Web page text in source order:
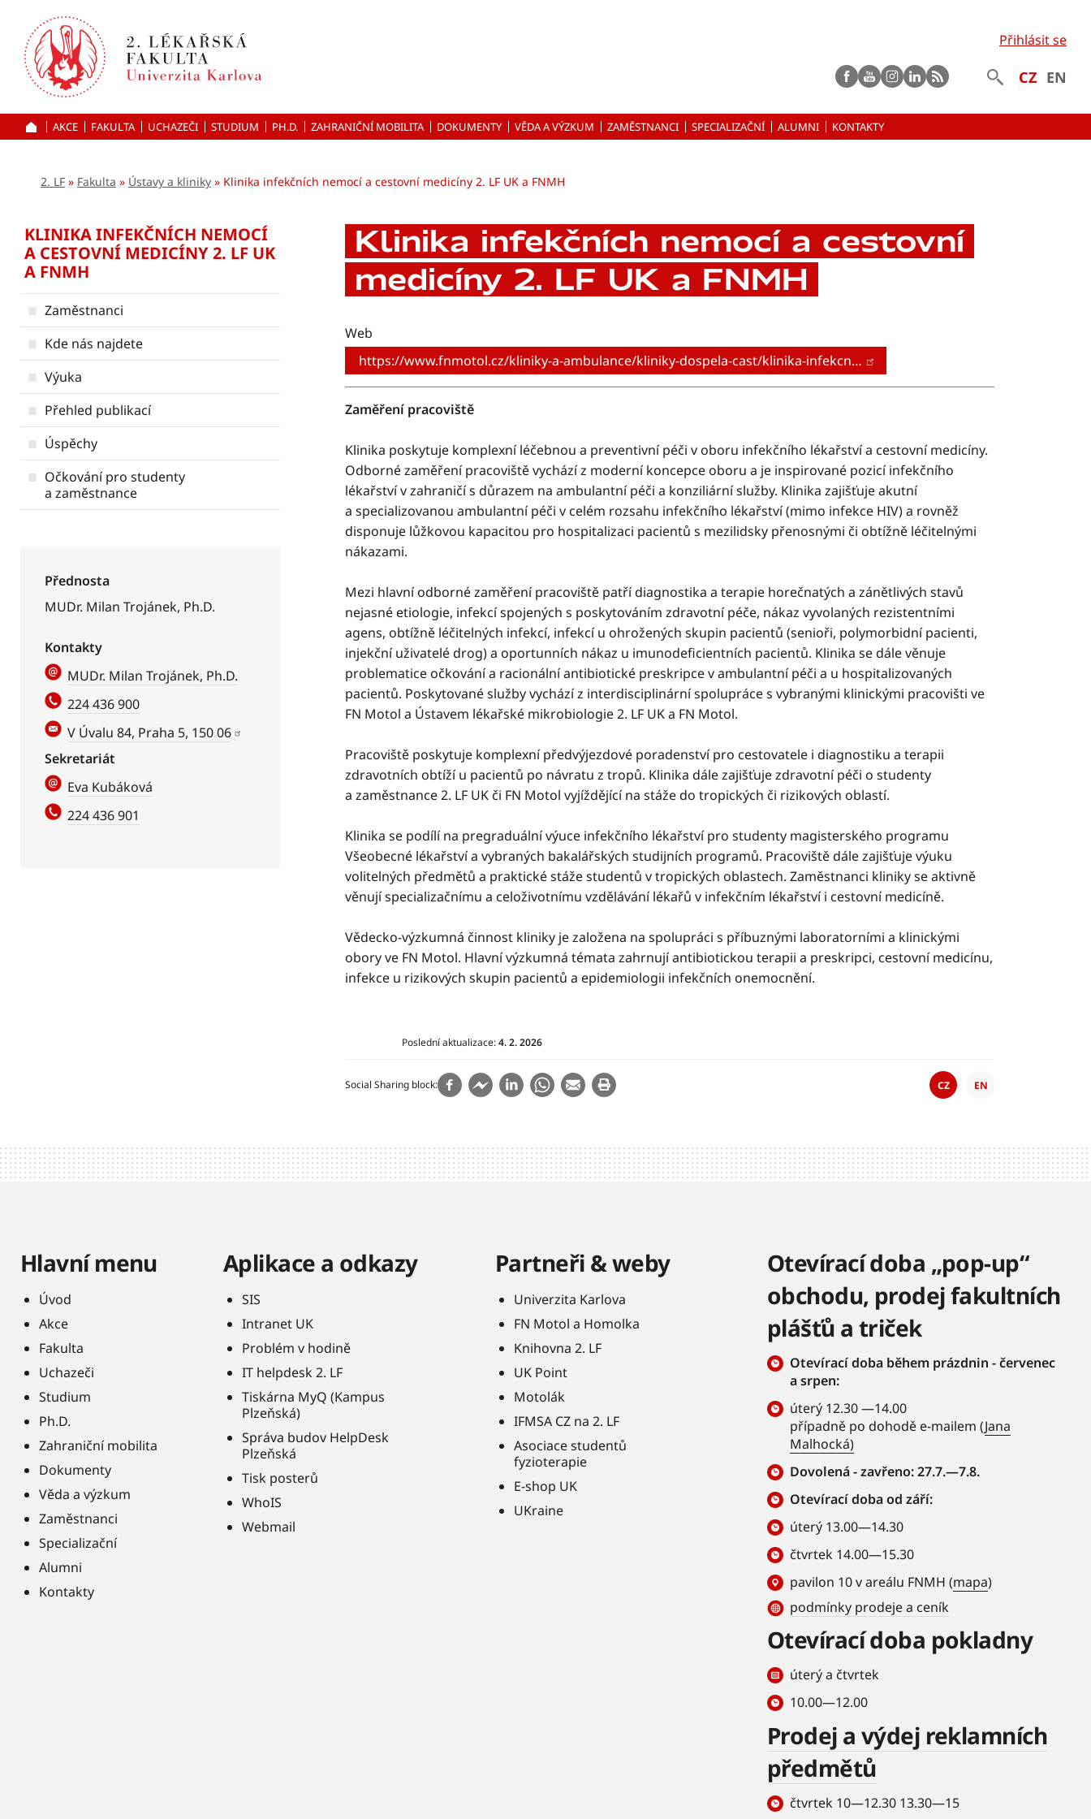
k hlavnímu
obsahu
Přihlásit se
CZ EN
ÚVOD
AKCE FAKULTA UCHAZEČI STUDIUM PH.D. ZAHRANIČNÍ MOBILITA DOKUMENTY VĚDA A VÝZKUM ZAMĚSTNANCI SPECIALIZAČNÍ ALUMNI KONTAKTY
Facebook
Youtubeinstagram
LinkedIn
rss
2. LF Fakulta Ústavy a kliniky Klinika infekčních nemocí a cestovní medicíny 2. LF UK a FNMH
KLINIKA INFEKČNÍCH NEMOCÍ
A CESTOVNÍ MEDICÍNY 2. LF UK
A FNMH
Zaměstnanci
Kde nás najdete
Výuka
Přehled publikací
Úspěchy
Očkování pro studenty
a zaměstnance
Přednosta
MUDr. Milan Trojánek, Ph.D.
Kontakty
MUDr. Milan Trojánek, Ph.D.
224 436 900
V Úvalu 84, Praha 5, 150 06
Sekretariát
Eva Kubáková
224 436 901
Klinika infekčních nemocí a cestovní
medicíny 2. LF UK a FNMH
Web
https://www.fnmotol.cz/kliniky-a-ambulance/kliniky-dospela-cast/klinika-infekcn…
Zaměření pracoviště
Klinika poskytuje komplexní léčebnou a preventivní péči v oboru infekčního lékařství a cestovní medicíny.
Odborné zaměření pracoviště vychází z moderní koncepce oboru a je inspirované pozicí infekčního
lékařství v zahraničí s důrazem na ambulantní péči a konziliární služby. Klinika zajišťuje akutní
a specializovanou ambulantní péči v celém rozsahu infekčního lékařství (mimo infekce HIV) a rovněž
disponuje lůžkovou kapacitou pro hospitalizaci pacientů s mezilidsky přenosnými či obtížně léčitelnými
nákazami.
Mezi hlavní odborné zaměření pracoviště patří diagnostika a terapie horečnatých a zánětlivých stavů
nejasné etiologie, infekcí spojených s poskytováním zdravotní péče, nákaz vyvolaných rezistentními
agens, obtížně léčitelných infekcí, infekcí u ohrožených skupin pacientů (senioři, polymorbidní pacienti,
injekční uživatelé drog) a oportunních nákaz u imunodeficientních pacientů. Klinika se dále věnuje
problematice očkování a racionální antibiotické preskripce v ambulantní péči a u hospitalizovaných
pacientů. Poskytované služby vychází z interdisciplinární spolupráce s vybranými klinickými pracovišti ve
FN Motol a Ústavem lékařské mikrobiologie 2. LF UK a FN Motol.
Pracoviště poskytuje komplexní předvýjezdové poradenství pro cestovatele i diagnostiku a terapii
zdravotních obtíží u pacientů po návratu z tropů. Klinika dále zajišťuje zdravotní péči o studenty
a zaměstnance 2. LF UK či FN Motol vyjíždějící na stáže do tropických či rizikových oblastí.
Klinika se podílí na pregraduální výuce infekčního lékařství pro studenty magisterského programu
Všeobecné lékařství a vybraných bakalářských studijních programů. Pracoviště dále zajišťuje výuku
volitelných předmětů a praktické stáže studentů v tropických oblastech. Zaměstnanci kliniky se aktivně
věnují specializačnímu a celoživotnímu vzdělávání lékařů v infekčním lékařství i cestovní medicíně.
Vědecko-výzkumná činnost kliniky je založena na spolupráci s příbuznými laboratorními a klinickými
obory ve FN Motol. Hlavní výzkumná témata zahrnují antibiotickou terapii a preskripci, cestovní medicínu,
infekce u rizikových skupin pacientů a epidemiologii infekčních onemocnění.
Poslední aktualizace:4. 2. 2026
Social Sharing block CZ EN
Hlavní menu
Úvod
Akce
Fakulta
Uchazeči
Studium
Ph.D.
Zahraniční mobilita
Dokumenty
Věda a výzkum
Zaměstnanci
Specializační
Alumni
Kontakty
Aplikace a odkazy
SIS
Intranet UK
Problém v hodině
IT helpdesk 2. LF
Tiskárna MyQ (Kampus
Plzeňská)
Správa budov HelpDesk
Plzeňská
Tisk posterů
WhoIS
Webmail
Partneři & weby
Univerzita Karlova
FN Motol a Homolka
Knihovna 2. LF
UK Point
Motolák
IFMSA CZ na 2. LF
Asociace studentů
fyzioterapie
E-shop UK
UKraine
Otevírací doba „pop-up“
obchodu, prodej fakultních
plášťů a triček
Otevírací doba během prázdnin - červenec
a srpen:
úterý 12.30 —14.00
případně po dohodě e-mailem (Jana
Malhocká)
Dovolená - zavřeno: 27.7.—7.8.
Otevírací doba od září:
úterý 13.00—14.30
čtvrtek 14.00—15.30
pavilon 10 v areálu FNMH (mapa)
podmínky prodeje a ceník
Otevírací doba pokladny
úterý a čtvrtek
10.00—12.00
Prodej a výdej reklamních
předmětů
čtvrtek 10—12.30 13.30—15